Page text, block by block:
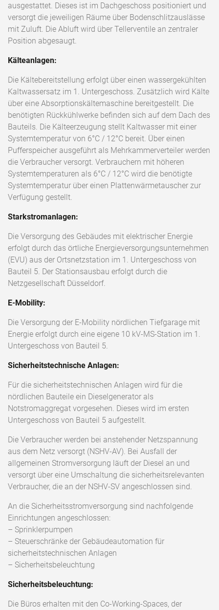
ausgestattet. Dieses ist im Dachgeschoss positioniert und
versorgt die jeweiligen Räume über Bodenschlitzauslässe
mit Zuluft. Die Abluft wird über Tellerventile an zentraler
Position abgesaugt.
Kälteanlagen:
Die Kältebereitstellung erfolgt über einen wassergekühlten
Kaltwassersatz im 1. Untergeschoss. Zusätzlich wird Kälte
über eine Absorptionskältemaschine bereitgestellt. Die
benötigten Rückkühlwerke befinden sich auf dem Dach des
Bauteils. Die Kälteerzeugung stellt Kaltwasser mit einer
Systemtemperatur von 6°C / 12°C bereit. Über einen
Pufferspeicher ausgeführt als Mehrkammerverteiler werden
die Verbraucher versorgt. Verbrauchern mit höheren
Systemtemperaturen als 6°C / 12°C wird die benötigte
Systemtemperatur über einen Plattenwärmetauscher zur
Verfügung gestellt.
Starkstromanlagen:
Die Versorgung des Gebäudes mit elektrischer Energie
erfolgt durch das örtliche Energieversorgungsunternehmen
(EVU) aus der Ortsnetzstation im 1. Untergeschoss von
Bauteil 5. Der Stationsausbau erfolgt durch die
Netzgesellschaft Düsseldorf.
E-Mobility:
Die Versorgung der E-Mobility nördlichen Tiefgarage mit
Energie erfolgt durch eine eigene 10 kV-MS-Station im 1.
Untergeschoss von Bauteil 5.
Sicherheitstechnische Anlagen:
Für die sicherheitstechnischen Anlagen wird für die
nördlichen Bauteile ein Dieselgenerator als
Notstromaggregat vorgesehen. Dieses wird im ersten
Untergeschoss von Bauteil 5 aufgestellt.
Die Verbraucher werden bei anstehender Netzspannung
aus dem Netz versorgt (NSHV-AV). Bei Ausfall der
allgemeinen Stromversorgung läuft der Diesel an und
versorgt über eine Umschaltung die sicherheitsrelevanten
Verbraucher, die an der NSHV-SV angeschlossen sind.
An die Sicherheitsstromversorgung sind nachfolgende
Einrichtungen angeschlossen:
– Sprinklerpumpen
– Steuerschränke der Gebäudeautomation für
sicherheitstechnischen Anlagen
– Sicherheitsbeleuchtung
Sicherheitsbeleuchtung:
Die Büros erhalten mit den Co-Working-Spaces, der